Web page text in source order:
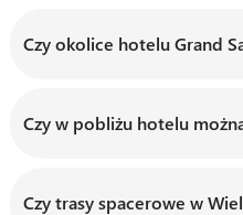
Czy okolice hotelu Grand
wypoczynku. Jest to dobre
Czy w pobliżu hotelu
w pobliżu Wieliczki
Czy trasy spacerowe w